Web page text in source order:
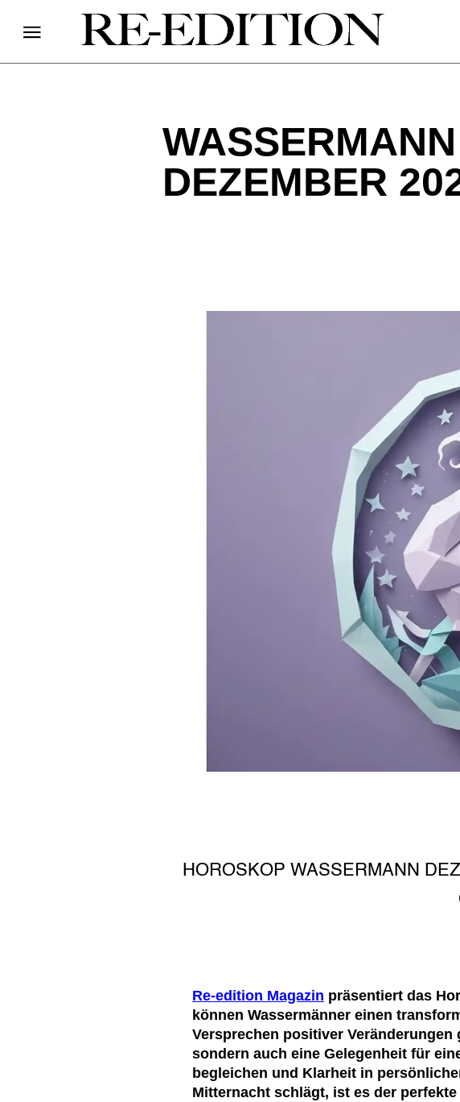
DEZEMBER
HOROSKOP WASSERMANN
Re-edition Magazin präsentiert das
können Wassermänner einen
Versprechen positiver
sondern auch eine Gelegenheit für
begleichen und Klarheit in
Mitternacht schlägt, ist es der